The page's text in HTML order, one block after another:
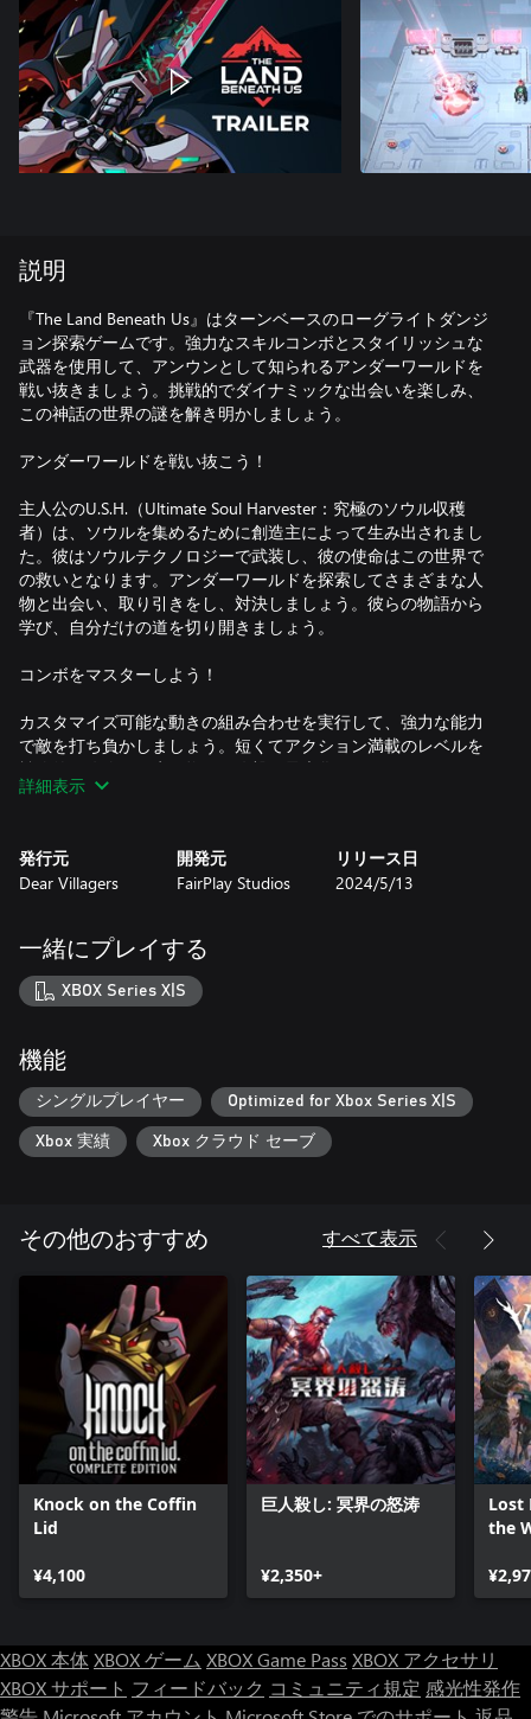
説明
『The Land Beneath Us』はターンベースのローグライトダンジ
ョン探索ゲームです。強力なスキルコンボとスタイリッシュな
武器を使用して、アンウンとして知られるアンダーワールドを
戦い抜きましょう。挑戦的でダイナミックな出会いを楽しみ、
この神話の世界の謎を解き明かしましょう。
アンダーワールドを戦い抜こう！
主人公のU.S.H.（Ultimate Soul Harvester：究極のソウル収穫
者）は、ソウルを集めるために創造主によって生み出されまし
た。彼はソウルテクノロジーで武装し、彼の使命はこの世界で
の救いとなります。アンダーワールドを探索してさまざまな人
物と出会い、取り引きをし、対決しましょう。彼らの物語から
学び、自分だけの道を切り開きましょう。
コンボをマスターしよう！
カスタマイズ可能な動きの組み合わせを実行して、強力な能力
で敵を打ち負かしましょう。短くてアクション満載のレベルを
戦略的に攻略し、生き物への攻撃を最大化しましょう！
ブラッドアックス、ロンギヌスの槍、レーザーピストルなど、
さまざまな武器を戦略を立てて使いこなしましょう。それぞれ
ンドスラッシュでアンダーワールドを駆け抜けましょう。
リプレイ要素あり
ステータスと能力を強化しましょう。直接戦うのがお好きな
ら、武器のスキルツリーを強化しましょう。戦略的にアプロー
チするほうがお好きなら、強力なコンボ能力をアンロックし
て、敵を遠距離から攻撃しましょう。
詳細表示
発行元
Dear Villagers
開発元
FairPlay Studios
リリース日
2024/5/13
一緒にプレイする
XBOX Series X|S
機能
シングルプレイヤー Optimized for Xbox Series X|S
Xbox 実績 Xbox クラウド セーブ
その他のおすすめ すべて表示
Knock on the Coffin
Lid
¥4,100
巨人殺し: 冥界の怒涛
¥2,350+
Lost
the
XBOX 本体XBOX ゲーム XBOX Game Pass XBOX アクセサリ
XBOX サポート フィードバック コミュニティ規定 感光性発作